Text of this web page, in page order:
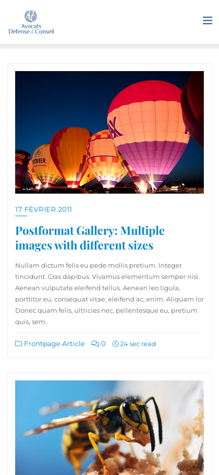
17 FÉVRIER 2011
Postformat Gallery: Multiple
images with different sizes
Nullam dictum felis eu pede mollis pretium. Integer
tincidunt. Cras dapibus. Vivamus elementum semper nisi.
Aenean vulputate eleifend tellus. Aenean leo ligula,
porttitor eu, consequat vitae, eleifend ac, enim. Aliquam lor
Donec quam felis, ultricies nec, pellentesque eu, pretium
quis, sem.
Frontpage Article 0 24 sec read